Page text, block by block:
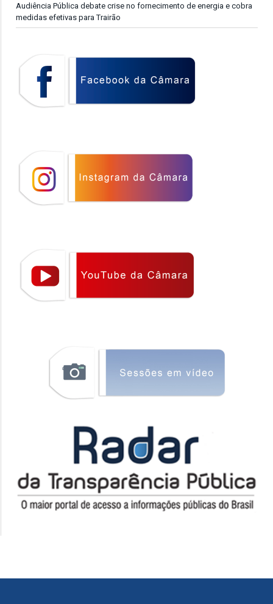
Audiência Pública debate crise no fornecimento de energia e cobra
medidas efetivas para Trairão